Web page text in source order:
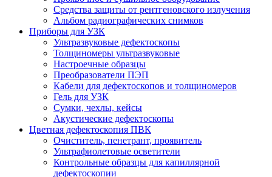
Средства защиты от рентгеновского излучения
Альбом радиографических снимков
Приборы для УЗК
Ультразвуковые дефектоскопы
Толщиномеры ультразвуковые
Настроечные образцы
Преобразователи ПЭП
Кабели для дефектоскопов и толщиномеров
Гель для УЗК
Сумки, чехлы, кейсы
Акустические дефектоскопы
Цветная дефектоскопия ПВК
Очиститель, пенетрант, проявитель
Ультрафиолетовые осветители
Контрольные образцы для капиллярной
дефектоскопии